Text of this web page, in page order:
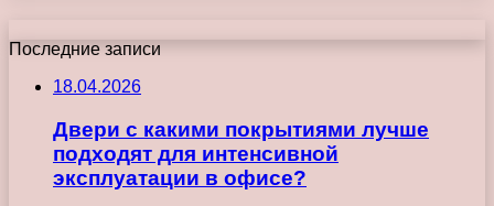
Последние записи
18.04.2026
Двери с какими покрытиями лучше
подходят для интенсивной
эксплуатации в офисе?